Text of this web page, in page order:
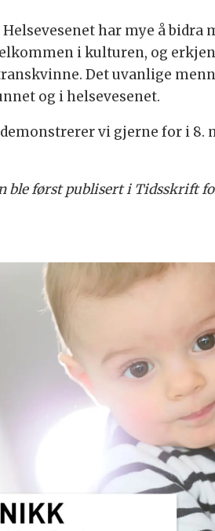
Helsevesenet har mye å
i kulturen, og
Det uvanlige
og i helsevesenet.
vi gjerne for i 8.
ble først publisert i Tidsskrift